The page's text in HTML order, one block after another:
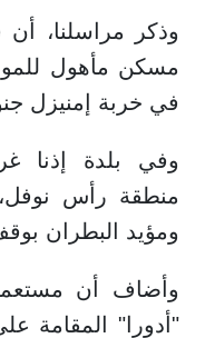
وذكر مراسلنا،
مسكن مأهول
في خربة إمنيزل
وفي بلدة إذنا
منطقة رأس
ومؤيد البطران
وأضاف أن
"أدورا" المقامة